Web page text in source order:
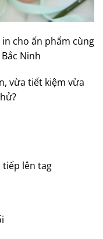
cho ấn phẩm cùng
Ninh
vừa tiết kiệm vừa
tiếp lên tag